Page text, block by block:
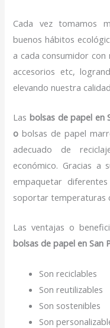
Cada vez tomamos
buenos hábitos
a cada consumidor
accesorios etc,
elevando nuestra
Lasbolsas de papel en
o bolsas de papel
adecuado de
económico. Gracias a
empaquetar
soportar temperaturas
Las ventajas o
bolsas de papel en San
Son reciclables
Son reutilizables
Son sostenibles
Son